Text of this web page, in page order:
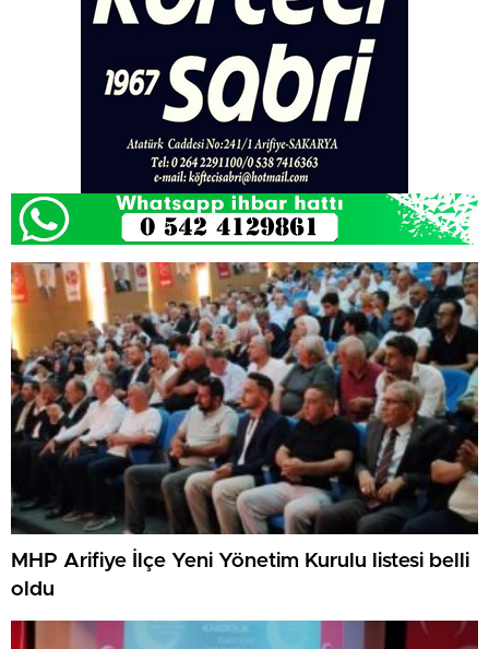
MHP Arifiye İlçe Yeni Yönetim Kurulu listesi belli
oldu